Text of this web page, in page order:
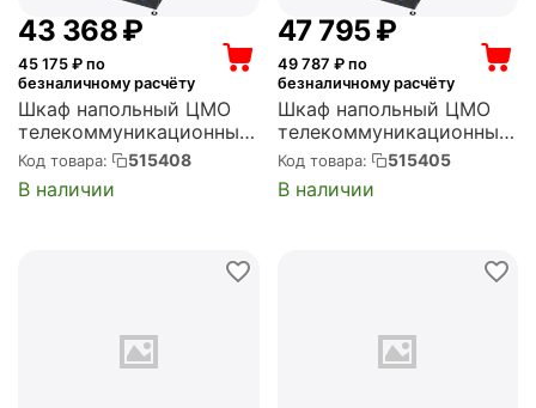
43 368₽
45 175 ₽ по
безналичному расчёту
Шкаф напольный ЦМО
телекоммуникационный
24U (600 x 800) дверь
стекло, чёрный (ШТК-
М-24.6.8-1ААА-9005)
Код товара: 515408
В наличии
47 795₽
49 787 ₽ по
безналичному расчёту
Шкаф напольный ЦМО
телекоммуникационный
30U (600 x 600) дверь
стекло, чёрный (ШТК-
М-30.6.6-1ААА-9005)
Код товара: 515405
В наличии